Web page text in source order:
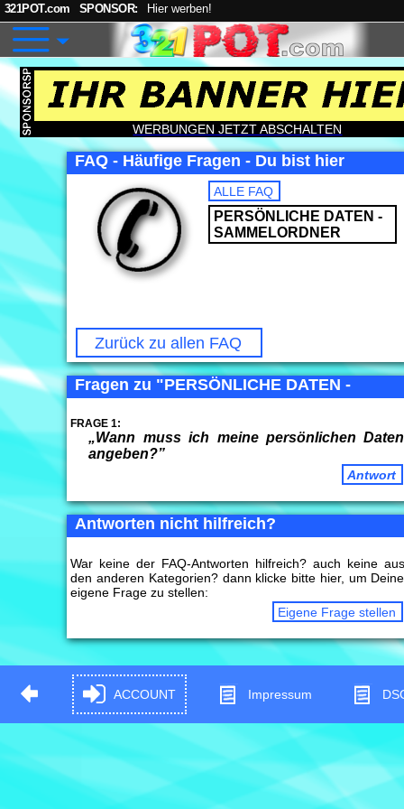
321POT.com SPONSOR: Hier werben!
WERBUNGEN JETZT ABSCHALTEN
FAQ - Häufige Fragen - Du bist hier
ALLE FAQ
PERSÖNLICHE DATEN -
SAMMELORDNER
Zurück zu allen FAQ
Fragen zu "PERSÖNLICHE DATEN -
SAMMELORDNER"
FRAGE 1:
„Wann muss ich meine persönlichen Daten
angeben?”
Antwort
Antworten nicht hilfreich?
War keine der FAQ-Antworten hilfreich? auch keine aus
den anderen Kategorien? dann klicke bitte hier, um Deine
eigene Frage zu stellen:
Eigene Frage stellen
ACCOUNT Impressum